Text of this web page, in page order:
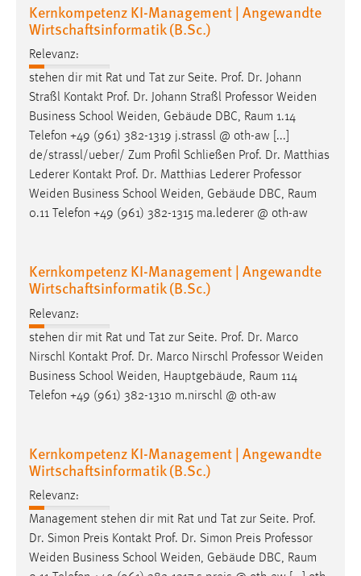
Kernkompetenz KI-Management | Angewandte
Wirtschaftsinformatik (B.Sc.)
Relevanz:
stehen dir mit Rat und Tat zur Seite. Prof. Dr. Johann
Straßl Kontakt Prof. Dr. Johann Straßl Professor Weiden
Business School Weiden, Gebäude DBC, Raum 1.14
Telefon +49 (961) 382-1319 j.strassl @ oth-aw [...]
de/strassl/ueber/ Zum Profil Schließen Prof. Dr. Matthias
Lederer Kontakt Prof. Dr. Matthias Lederer Professor
Weiden Business School Weiden, Gebäude DBC, Raum
0.11 Telefon +49 (961) 382-1315 ma.lederer @ oth-aw
Kernkompetenz KI-Management | Angewandte
Wirtschaftsinformatik (B.Sc.)
Relevanz:
stehen dir mit Rat und Tat zur Seite. Prof. Dr. Marco
Nirschl Kontakt Prof. Dr. Marco Nirschl Professor Weiden
Business School Weiden, Hauptgebäude, Raum 114
Telefon +49 (961) 382-1310 m.nirschl @ oth-aw
Kernkompetenz KI-Management | Angewandte
Wirtschaftsinformatik (B.Sc.)
Relevanz:
Management stehen dir mit Rat und Tat zur Seite. Prof.
Dr. Simon Preis Kontakt Prof. Dr. Simon Preis Professor
Weiden Business School Weiden, Gebäude DBC, Raum